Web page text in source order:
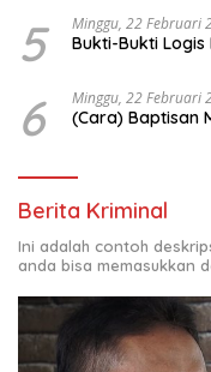
5 Minggu, 22 Februari
Bukti-Bukti
6 Minggu, 22 Februari
(Cara) Baptisan
Berita Kriminal
Ini adalah contoh
anda bisa memasukkan